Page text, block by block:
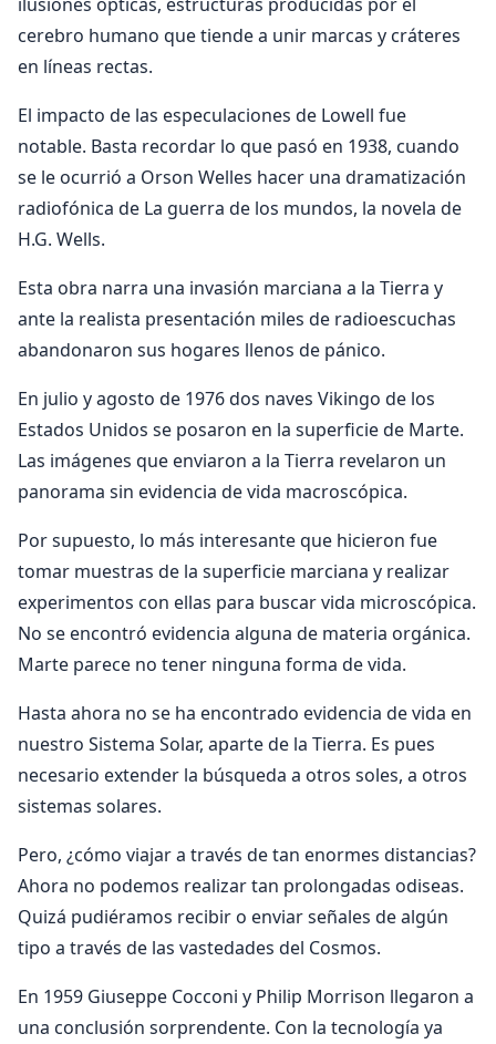
cerebro humano que tiende a unir marcas y cráteres
en líneas rectas.
El impacto de las especulaciones de Lowell fue
notable. Basta recordar lo que pasó en 1938, cuando
se le ocurrió a Orson Welles hacer una dramatización
radiofónica de La guerra de los mundos, la novela de
H.G. Wells.
Esta obra narra una invasión marciana a la Tierra y
ante la realista presentación miles de radioescuchas
abandonaron sus hogares llenos de pánico.
En julio y agosto de 1976 dos naves Vikingo de los
Estados Unidos se posaron en la superficie de Marte.
Las imágenes que enviaron a la Tierra revelaron un
panorama sin evidencia de vida macroscópica.
Por supuesto, lo más interesante que hicieron fue
tomar muestras de la superficie marciana y realizar
experimentos con ellas para buscar vida microscópica.
No se encontró evidencia alguna de materia orgánica.
Marte parece no tener ninguna forma de vida.
Hasta ahora no se ha encontrado evidencia de vida en
nuestro Sistema Solar, aparte de la Tierra. Es pues
necesario extender la búsqueda a otros soles, a otros
sistemas solares.
Pero, ¿cómo viajar a través de tan enormes distancias?
Ahora no podemos realizar tan prolongadas odiseas.
Quizá pudiéramos recibir o enviar señales de algún
tipo a través de las vastedades del Cosmos.
En 1959 Giuseppe Cocconi y Philip Morrison llegaron a
una conclusión sorprendente. Con la tecnología ya